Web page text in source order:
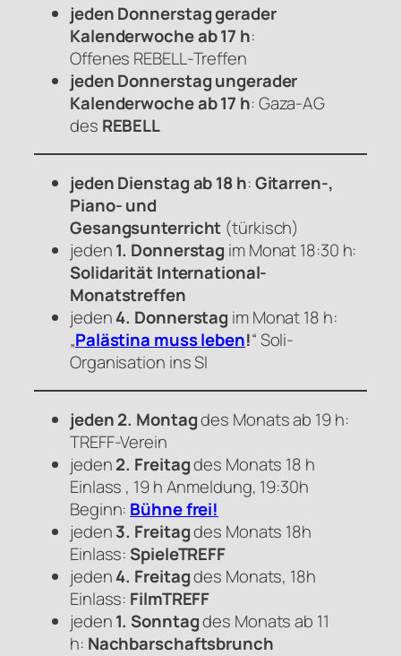
jeden Donnerstag gerader
Kalenderwoche ab 17 h:
Offenes REBELL-Treffen
jeden Donnerstag ungerader
Kalenderwoche ab 17 h: Gaza-AG
des REBELL
jeden Dienstag ab 18 h:Gitarren-,
Piano- und
Gesangsunterricht (türkisch)
jeden1. Donnerstag im Monat 18:30 h:
Solidarität International-
Monatstreffen
jeden4. Donnerstag im Monat 18 h:
„Palästina muss leben!“ Soli-
Organisation ins SI
jeden 2. Montagdes Monats ab 19 h:
TREFF-Verein
jeden2. Freitagdes Monats 18 h
Einlass , 19 h Anmeldung, 19:30h
Beginn: Bühne frei!
jeden3. Freitagdes Monats 18h
Einlass:SpieleTREFF
jeden4. Freitagdes Monats, 18h
Einlass: FilmTREFF
jeden1. Sonntagdes Monats ab 11
h: Nachbarschaftsbrunch